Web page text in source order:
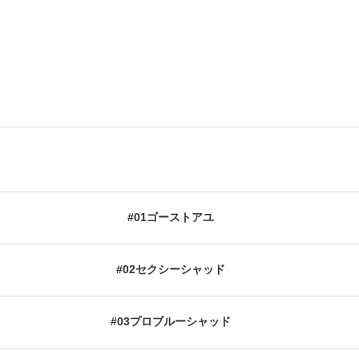
#01ゴーストアユ
#02セクシーシャッド
#03プロブルーシャッド